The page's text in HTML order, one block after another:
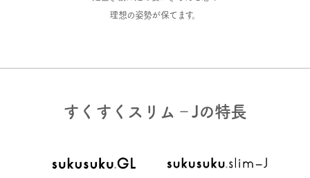
理想の姿勢が保てます。
すくすくスリム‐Jの特長